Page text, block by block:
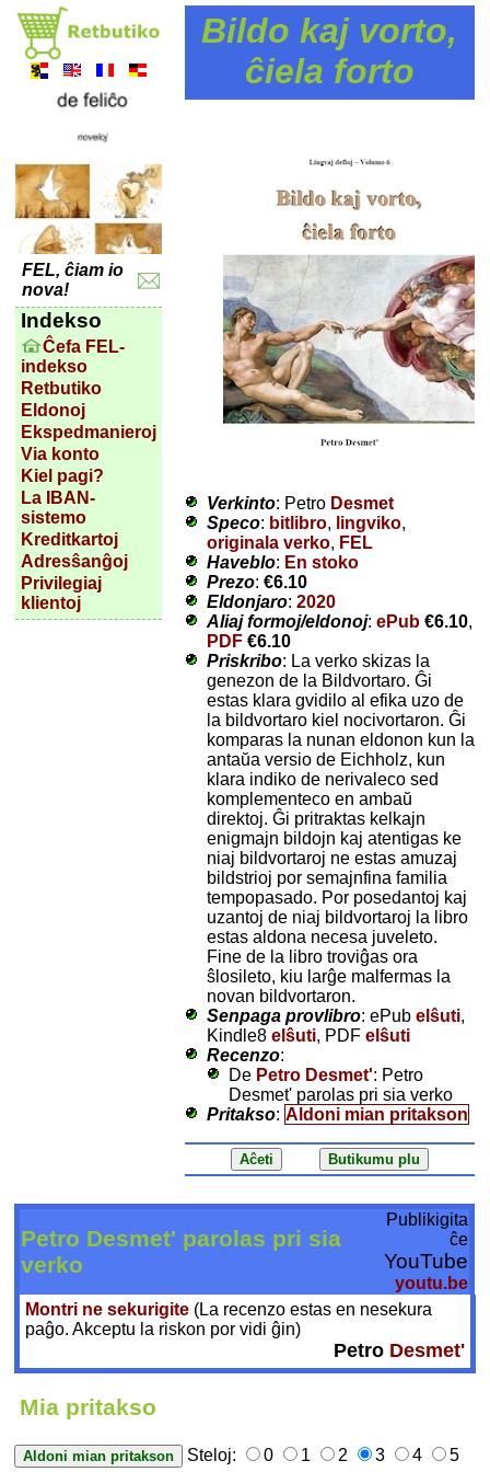
FEL, ĉiam io
nova!
Indekso
Ĉefa FEL-
indekso
Retbutiko
Eldonoj
Ekspedmanieroj
Via konto
Kiel pagi?
La IBAN-
sistemo
Kreditkartoj
Adresŝanĝoj
Privilegiaj
klientoj
Bildo kaj vorto,
ĉiela forto
Verkinto: Petro Desmet
Speco: bitlibro, lingviko,
originala verko, FEL
Haveblo: En stoko
Prezo: €6.10
Eldonjaro: 2020
Aliaj formoj/eldonoj: ePub €6.10,
PDF €6.10
Priskribo: La verko skizas la
genezon de la Bildvortaro. Ĝi
estas klara gvidilo al efika uzo de
la bildvortaro kiel nocivortaron. Ĝi
komparas la nunan eldonon kun la
antaŭa versio de Eichholz, kun
klara indiko de nerivaleco sed
komplementeco en ambaŭ
direktoj. Ĝi pritraktas kelkajn
enigmajn bildojn kaj atentigas ke
niaj bildvortaroj ne estas amuzaj
bildstrioj por semajnfina familia
tempopasado. Por posedantoj kaj
uzantoj de niaj bildvortaroj la libro
estas aldona necesa juveleto.
Fine de la libro troviĝas ora
ŝlosileto, kiu larĝe malfermas la
novan bildvortaron.
Senpaga provlibro: ePub elŝuti,
Kindle8 elŝuti, PDF elŝuti
Recenzo:
De Petro Desmet': Petro
Desmet' parolas pri sia verko
Pritakso: Aldoni mian pritakson
Petro Desmet' parolas pri sia
verko
Publikigita
ĉe
YouTube
youtu.be
Montri ne sekurigite (La recenzo estas en nesekura
paĝo. Akceptu la riskon por vidi ĝin)
Petro Desmet'
Mia pritakso
Steloj: 0 1 2 3 4 5